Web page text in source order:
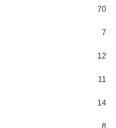
70
7
12
11
14
8